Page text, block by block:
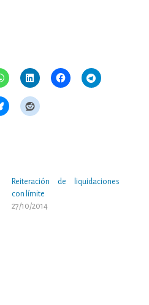
Reiteración de liquidaciones
con límite
27/10/2014